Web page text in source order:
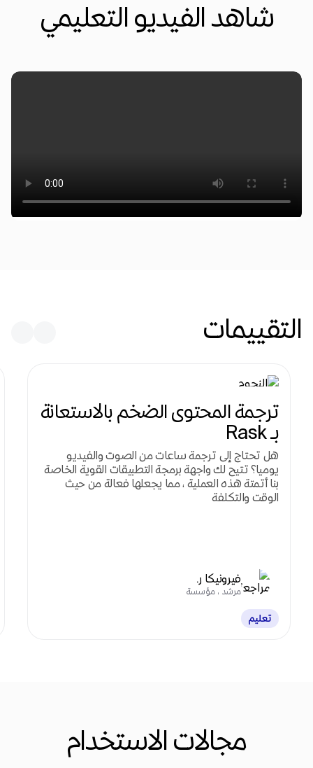
شاهد الفيديو التعليمي
التقييمات
ترجمة المحتوى الضخم بالاستعانة
بـ Rask
هل تحتاج إلى ترجمة ساعات من الصوت والفيديو
يوميا؟ تتيح لك واجهة برمجة التطبيقات القوية الخاصة
بنا أتمتة هذه العملية ، مما يجعلها فعالة من حيث
الوقت والتكلفة
فيرونيكا ر.
مرشد ، مؤسسة
تعليم
مجالات الاستخدام